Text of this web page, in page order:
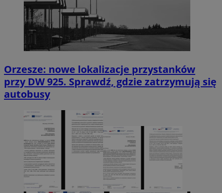
Orzesze: nowe lokalizacje przystanków
przy DW 925. Sprawdź, gdzie zatrzymują się
autobusy